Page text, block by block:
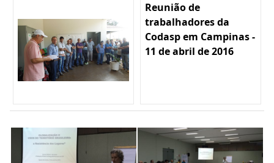
Reunião de
trabalhadores da
Codasp em Campinas -
11 de abril de 2016